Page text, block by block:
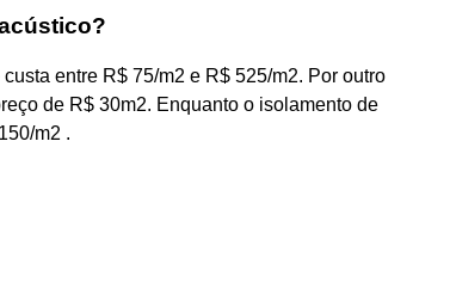
entre R$ 75/m2 e R$ 525/m2. Por outro
de R$ 30m2. Enquanto o isolamento de
m2 .